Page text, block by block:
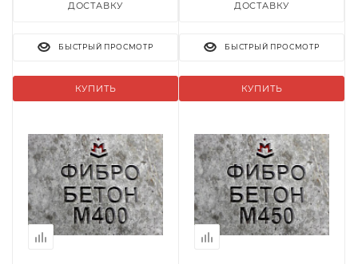
КУПИТЬ
ДОСТАВКУ
БЫСТРЫЙ ПРОСМОТР
КУПИТЬ
ДОСТАВКУ
БЫСТРЫЙ ПРОСМОТР